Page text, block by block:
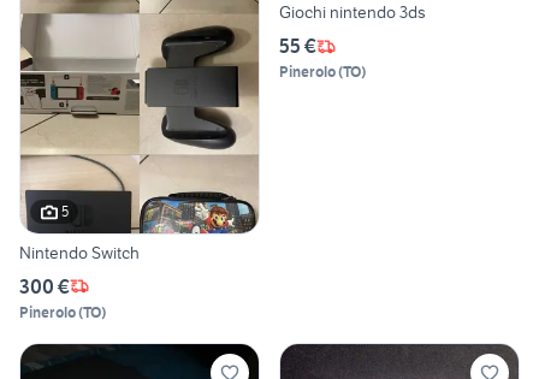
5
Nintendo Switch
300 €
Pinerolo(TO)
Giochi nintendo 3ds
55 €
Pinerolo(TO)